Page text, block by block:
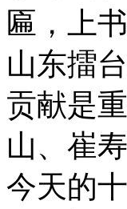
匾，上
山东擂
贡献是
山、崔
今天的